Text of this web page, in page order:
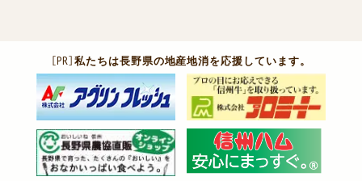
［PR］私たちは長野県の地産地消を応援しています。